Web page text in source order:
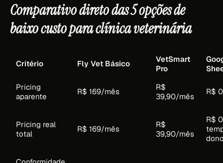
Comparativo direto das 5 opções de
baixo custo para clínica veterinária
Critério Fly Vet Básico
VetSmart
Pro
Pricing
aparente
R$ 169/mês
R$
39,90/mês
R$
Pricing real
total
R$ 169/mês
R$
39,90/mês
R$